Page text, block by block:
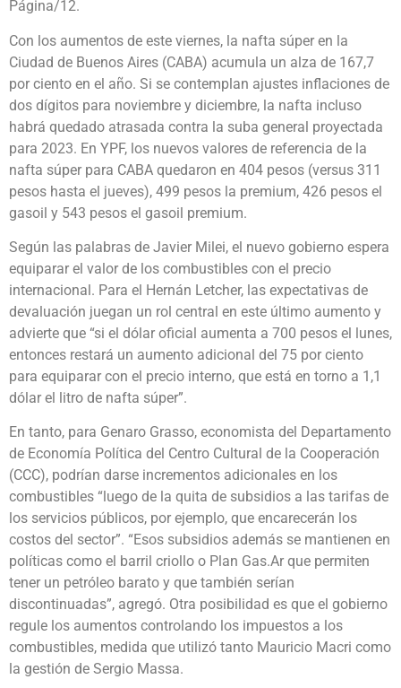
Página/12.
Con los aumentos de este viernes, la nafta súper en la
Ciudad de Buenos Aires (CABA) acumula un alza de 167,7
por ciento en el año. Si se contemplan ajustes inflaciones de
dos dígitos para noviembre y diciembre, la nafta incluso
habrá quedado atrasada contra la suba general proyectada
para 2023. En YPF, los nuevos valores de referencia de la
nafta súper para CABA quedaron en 404 pesos (versus 311
pesos hasta el jueves), 499 pesos la premium, 426 pesos el
gasoil y 543 pesos el gasoil premium.
Según las palabras de Javier Milei, el nuevo gobierno espera
equiparar el valor de los combustibles con el precio
internacional. Para el Hernán Letcher, las expectativas de
devaluación juegan un rol central en este último aumento y
advierte que “si el dólar oficial aumenta a 700 pesos el lunes,
entonces restará un aumento adicional del 75 por ciento
para equiparar con el precio interno, que está en torno a 1,1
dólar el litro de nafta súper”.
En tanto, para Genaro Grasso, economista del Departamento
de Economía Política del Centro Cultural de la Cooperación
(CCC), podrían darse incrementos adicionales en los
combustibles “luego de la quita de subsidios a las tarifas de
los servicios públicos, por ejemplo, que encarecerán los
costos del sector”. “Esos subsidios además se mantienen en
políticas como el barril criollo o Plan Gas.Ar que permiten
tener un petróleo barato y que también serían
discontinuadas”, agregó. Otra posibilidad es que el gobierno
regule los aumentos controlando los impuestos a los
combustibles, medida que utilizó tanto Mauricio Macri como
la gestión de Sergio Massa.